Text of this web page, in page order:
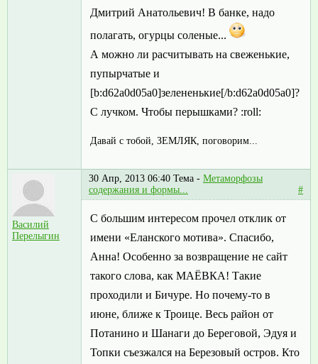
Дмитрий Анатольевич! В банке, надо
полагать, огурцы соленые...
А можно ли расчитывать на свеженькие,
пупырчатые и
[b:d62a0d05a0]зелененькие[/b:d62a0d05a0]?
С лучком. Чтобы перышками? :roll:
Давай с тобой, ЗЕМЛЯК, поговорим...
Василий
Перелыгин
30 Апр, 2013 06:40 Тема - Метаморфозы
содержания и формы...
#
С большим интересом прочел отклик от
имени «Еланского мотива». Спасибо,
Анна! Особенно за возвращение не сайт
такого слова, как МАЁВКА! Такие
проходили и Бичуре. Но почему-то в
июне, ближе к Троице. Весь район от
Потанино и Шанаги до Береговой, Эдуя и
Топки съезжался на Березовый остров. Кто